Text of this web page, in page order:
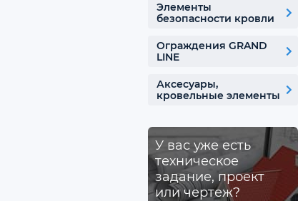
Элементы
безопасности кровли
Ограждения GRAND
LINE
Аксесуары,
кровельные элементы
У вас уже есть
техническое
задание, проект
или чертеж?